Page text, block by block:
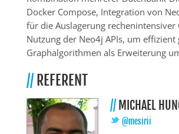
Docker Compose, Integration von
für die Auslagerung rechenintensiver
Nutzung der Neo4j APIs, um effizient
Graphalgorithmen als Erweiterung
// REFERENT
// MICHAEL
@mesirii